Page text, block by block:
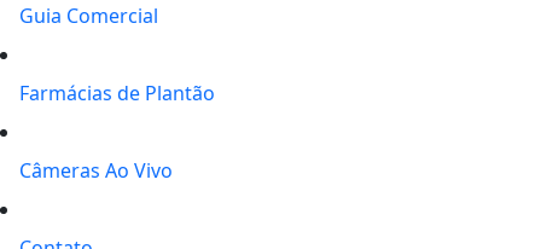
Guia Comercial
Farmácias de Plantão
Câmeras Ao Vivo